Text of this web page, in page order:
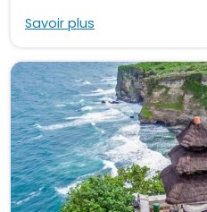
Savoir plus